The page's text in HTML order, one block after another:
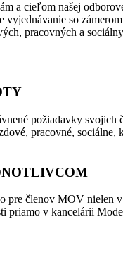
a cieľom našej
vyjednávanie so
pracovných a
požiadavky svojich
pracovné, sociálne,
pre členov MOV nielen
priamo v kancelárii